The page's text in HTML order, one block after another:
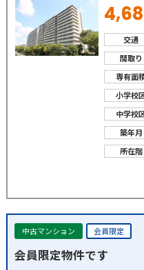
交通
間取り
専有面
小学校
中学校
築年月
所在階
中古マンション 会員限定
会員限定物件です